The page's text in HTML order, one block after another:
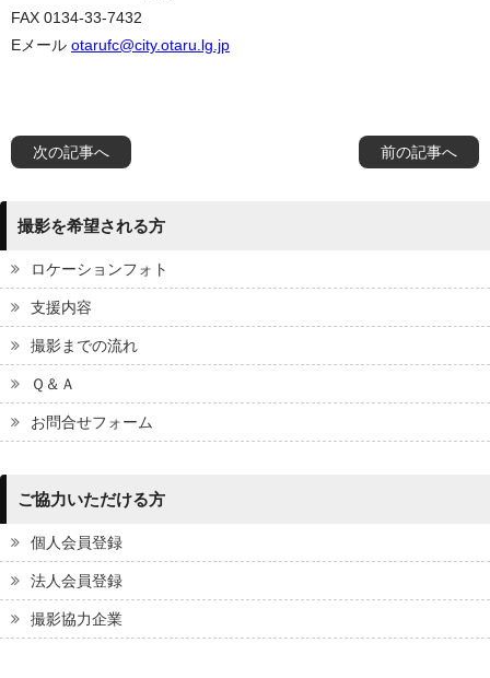
FAX 0134-33-7432
Eメール otarufc@city.otaru.lg.jp
前の記事へ
次の記事へ
撮影を希望される方
ロケーションフォト
支援内容
撮影までの流れ
Ｑ＆Ａ
お問合せフォーム
ご協力いただける方
個人会員登録
法人会員登録
撮影協力企業